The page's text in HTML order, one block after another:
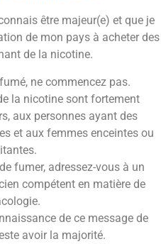
3500MAH – 30A
12.90€
Lire la suite
être majeur(e) et que je
de mon pays à acheter des
de la nicotine.
ne commencez pas.
la nicotine sont fortement
aux personnes ayant des
et aux femmes enceintes ou
fumer, adressez-vous à un
compétent en matière de
de ce message de
avoir la majorité.